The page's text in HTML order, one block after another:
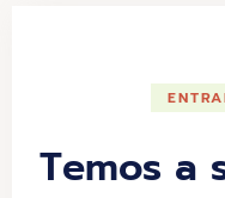
Temos a